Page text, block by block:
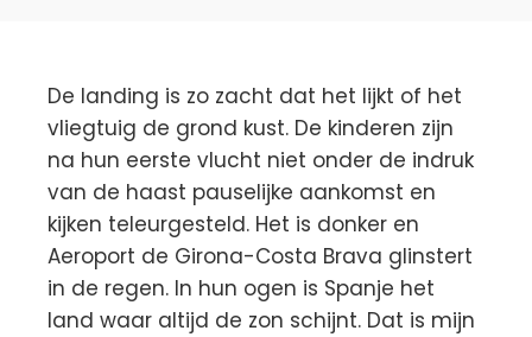
De landing is zo zacht dat het lijkt of het
vliegtuig de grond kust. De kinderen zijn
na hun eerste vlucht niet onder de indruk
van de haast pauselijke aankomst en
kijken teleurgesteld. Het is donker en
Aeroport de Girona-Costa Brava glinstert
in de regen. In hun ogen is Spanje het
land waar altijd de zon schijnt. Dat is mijn